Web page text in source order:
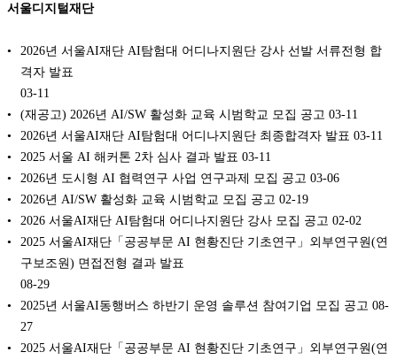
서울디지털재단
2026년 서울AI재단 AI탐험대 어디나지원단 강사 선발 서류전형 합
격자 발표
03-11
(재공고) 2026년 AI/SW 활성화 교육 시범학교 모집 공고 03-11
2026년 서울AI재단 AI탐험대 어디나지원단 최종합격자 발표 03-11
2025 서울 AI 해커톤 2차 심사 결과 발표 03-11
2026년 도시형 AI 협력연구 사업 연구과제 모집 공고 03-06
2026년 AI/SW 활성화 교육 시범학교 모집 공고 02-19
2026 서울AI재단 AI탐험대 어디나지원단 강사 모집 공고 02-02
2025 서울AI재단「공공부문 AI 현황진단 기초연구」외부연구원(연
구보조원) 면접전형 결과 발표
08-29
2025년 서울AI동행버스 하반기 운영 솔루션 참여기업 모집 공고 08-
27
2025 서울AI재단「공공부문 AI 현황진단 기초연구」외부연구원(연